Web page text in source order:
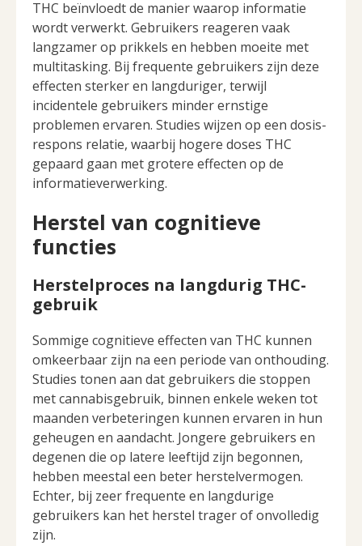
THC beïnvloedt de manier waarop informatie
wordt verwerkt. Gebruikers reageren vaak
langzamer op prikkels en hebben moeite met
multitasking. Bij frequente gebruikers zijn deze
effecten sterker en langduriger, terwijl
incidentele gebruikers minder ernstige
problemen ervaren. Studies wijzen op een dosis-
respons relatie, waarbij hogere doses THC
gepaard gaan met grotere effecten op de
informatieverwerking.
Herstel van cognitieve
functies
Herstelproces na langdurig THC-
gebruik
Sommige cognitieve effecten van THC kunnen
omkeerbaar zijn na een periode van onthouding.
Studies tonen aan dat gebruikers die stoppen
met cannabisgebruik, binnen enkele weken tot
maanden verbeteringen kunnen ervaren in hun
geheugen en aandacht. Jongere gebruikers en
degenen die op latere leeftijd zijn begonnen,
hebben meestal een beter herstelvermogen.
Echter, bij zeer frequente en langdurige
gebruikers kan het herstel trager of onvolledig
zijn.